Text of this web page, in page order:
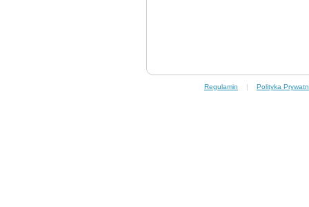
Regulamin | Polityka